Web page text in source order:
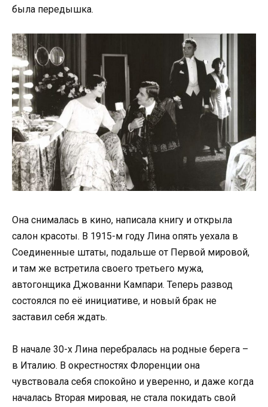
была передышка.
Она снималась в кино, написала книгу и открыла
салон красоты. В 1915-м году Лина опять уехала в
Соединенные штаты, подальше от Первой мировой,
и там же встретила своего третьего мужа,
автогонщика Джованни Кампари. Теперь развод
состоялся по её инициативе, и новый брак не
заставил себя ждать.
В начале 30-х Лина перебралась на родные берега –
в Италию. В окрестностях Флоренции она
чувствовала себя спокойно и уверенно, и даже когда
началась Вторая мировая, не стала покидать свой